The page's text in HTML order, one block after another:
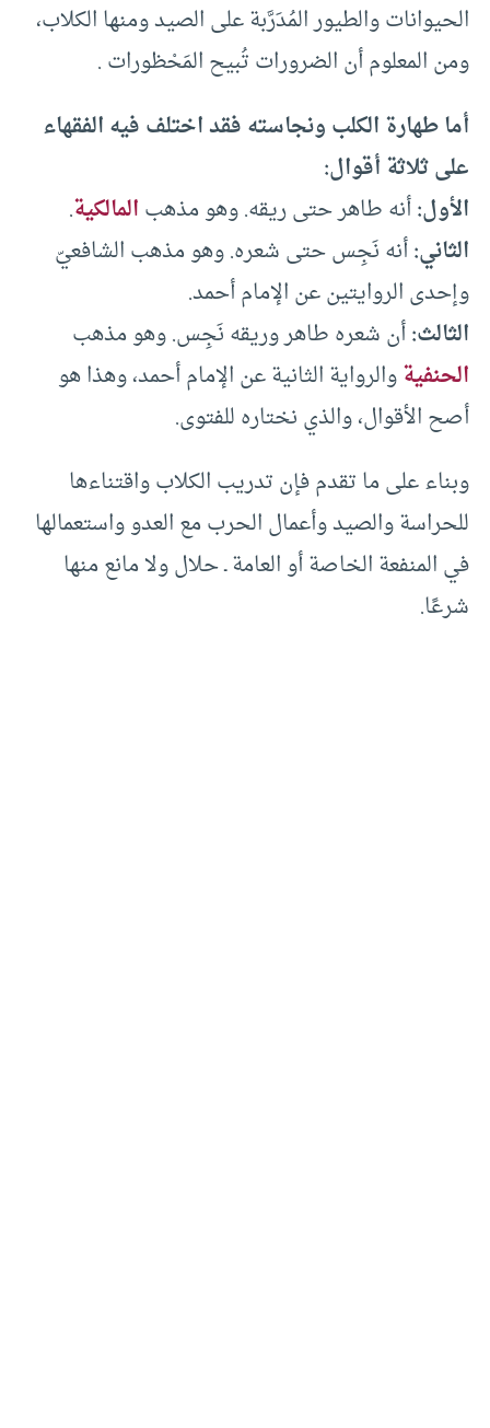
الحيوانات والطيور المُدَرَّبة على الصيد ومنها الكلاب،
ومن المعلوم أن الضرورات تُبيح المَحْظورات .
أما طهارة الكلب ونجاسته فقد اختلف فيه الفقهاء
على ثلاثة أقوال:
الأول:أنه طاهر حتى ريقه. وهو مذهبالمالكية.
الثاني:أنه نَجِس حتى شعره. وهو مذهب الشافعيّ
وإحدى الروايتين عن الإمام أحمد.
الثالث:أن شعره طاهر وريقه نَجِس. وهو مذهب
الحنفيةوالرواية الثانية عن الإمام أحمد، وهذا هو
أصح الأقوال، والذي نختاره للفتوى.
وبناء على ما تقدم فإن تدريب الكلاب واقتناءها
للحراسة والصيد وأعمال الحرب مع العدو واستعمالها
في المنفعة الخاصة أو العامة ـ حلال ولا مانع منها
شرعًا.